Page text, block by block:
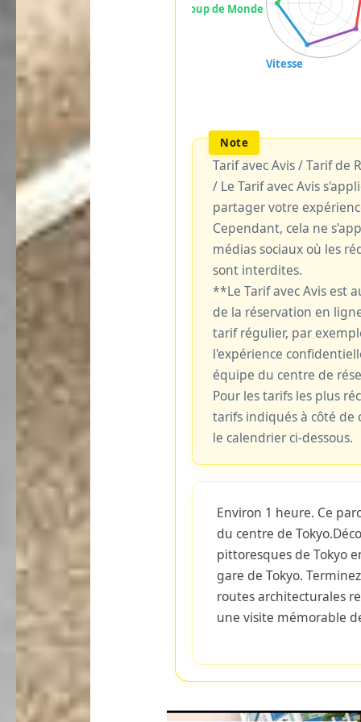
Tarif avec Avis / Tarif de
/ Le Tarif avec Avis
partager votre
Cependant, cela ne
médias sociaux où les
sont interdites.
**Le Tarif avec Avis est
de la réservation en
tarif régulier, par
l'expérience
équipe du centre de
Pour les tarifs les plus
tarifs indiqués à côté de
le calendrier ci-dessous.
Environ 1 heure. Ce
du centre de
pittoresques de Tokyo
gare de Tokyo.
routes architecturales
une visite mémorable